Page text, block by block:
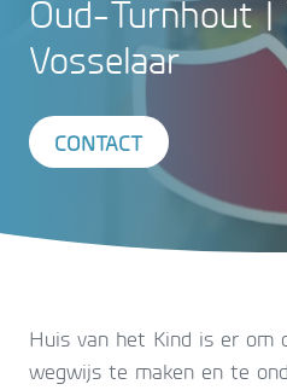
Oud-Turnhout |
Vosselaar
CONTACT
Huis van het Kind is er om
wegwijs te maken en te